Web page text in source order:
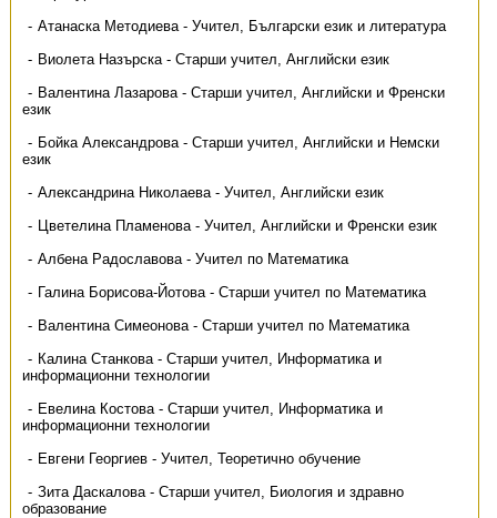
Атанаска Методиева - Учител, Български език и литература
Виолета Назърска - Старши учител, Английски език
Валентина Лазарова - Старши учител, Английски и Френски
език
Бойка Александрова - Старши учител, Английски и Немски
език
Александрина Николаева - Учител, Английски език
Цветелина Пламенова - Учител, Английски и Френски език
Албена Радославова - Учител по Математика
Галина Борисова-Йотова - Старши учител по Математика
Валентина Симеонова - Старши учител по Математика
Калина Станкова - Старши учител, Информатика и
информационни технологии
Евелина Костова - Старши учител, Информатика и
информационни технологии
Евгени Георгиев - Учител, Теоретично обучение
Зита Даскалова - Старши учител, Биология и здравно
образование